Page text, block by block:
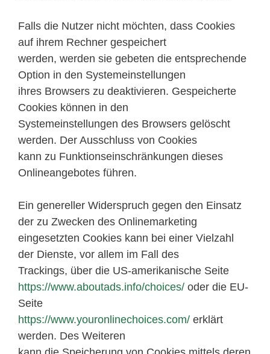
Falls die Nutzer nicht möchten, dass Cookies
auf ihrem Rechner gespeichert
werden, werden sie gebeten die entsprechende
Option in den Systemeinstellungen
ihres Browsers zu deaktivieren. Gespeicherte
Cookies können in den
Systemeinstellungen des Browsers gelöscht
werden. Der Ausschluss von Cookies
kann zu Funktionseinschränkungen dieses
Onlineangebotes führen.
Ein genereller Widerspruch gegen den Einsatz
der zu Zwecken des Onlinemarketing
eingesetzten Cookies kann bei einer Vielzahl
der Dienste, vor allem im Fall des
Trackings, über die US-amerikanische Seite
https://www.aboutads.info/choices/ oder die EU-
Seite
https://www.youronlinechoices.com/ erklärt
werden. Des Weiteren